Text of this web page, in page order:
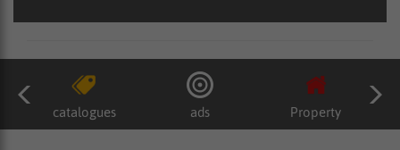
catalogues ads Property